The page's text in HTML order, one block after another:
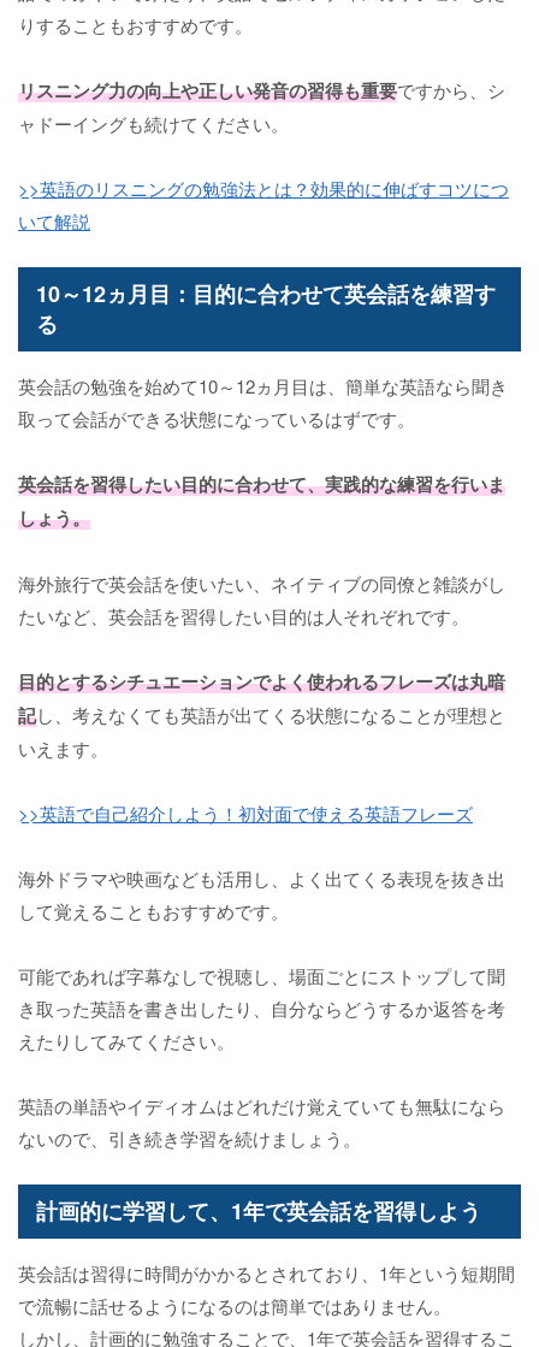
りすることもおすすめです。
リスニング力の向上や正しい発音の習得も重要ですから、シ
ャドーイングも続けてください。
>>英語のリスニングの勉強法とは？効果的に伸ばすコツにつ
いて解説
10～12ヵ月目：目的に合わせて英会話を練習す
る
英会話の勉強を始めて10～12ヵ月目は、簡単な英語なら聞き
取って会話ができる状態になっているはずです。
英会話を習得したい目的に合わせて、実践的な練習を行いま
しょう。
海外旅行で英会話を使いたい、ネイティブの同僚と雑談がし
たいなど、英会話を習得したい目的は人それぞれです。
目的とするシチュエーションでよく使われるフレーズは丸暗
記し、考えなくても英語が出てくる状態になることが理想と
いえます。
>>英語で自己紹介しよう！初対面で使える英語フレーズ
海外ドラマや映画なども活用し、よく出てくる表現を抜き出
して覚えることもおすすめです。
可能であれば字幕なしで視聴し、場面ごとにストップして聞
き取った英語を書き出したり、自分ならどうするか返答を考
えたりしてみてください。
英語の単語やイディオムはどれだけ覚えていても無駄になら
ないので、引き続き学習を続けましょう。
計画的に学習して、1年で英会話を習得しよう
英会話は習得に時間がかかるとされており、1年という短期間
で流暢に話せるようになるのは簡単ではありません。
しかし、計画的に勉強することで、1年で英会話を習得するこ